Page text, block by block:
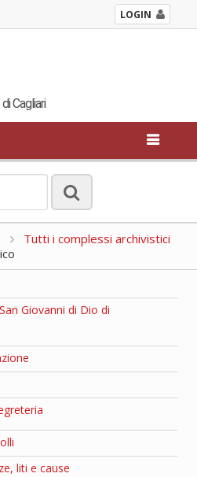
LOGIN
Cagliari
Tutti i complessi archivistici
Giovanni di Dio di
liti e cause